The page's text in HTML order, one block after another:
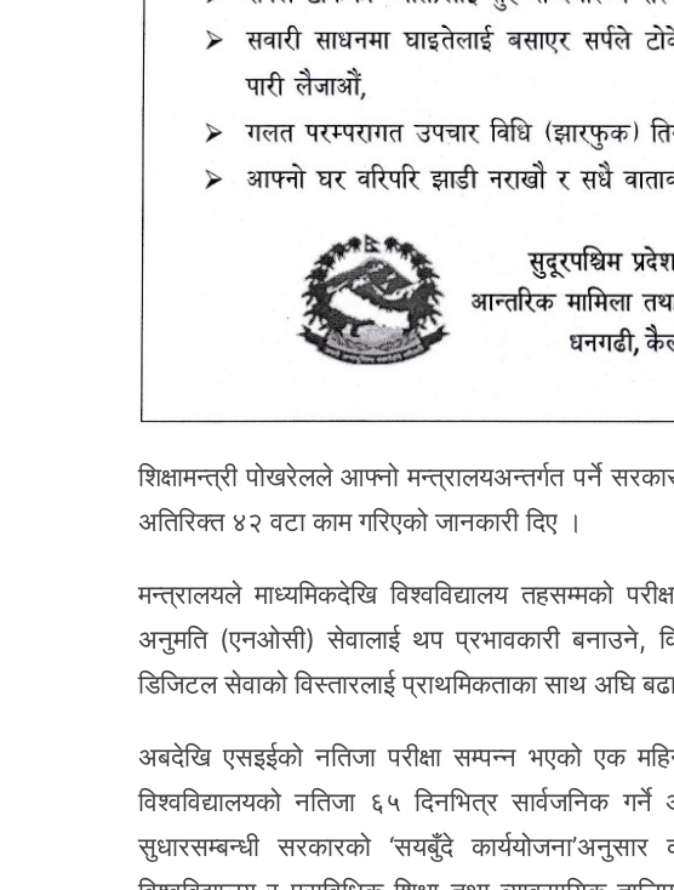
शिक्षामन्त्री पोखरेलले आफ्नो मन्त्रालयअन्तर्गत पर्ने
अतिरिक्त ४२ वटा काम गरिएको जानकारी दिए ।
मन्त्रालयले माध्यमिकदेखि विश्वविद्यालय तहसम्मको
अनुमति (एनओसी) सेवालाई थप प्रभावकारी बनाउने,
डिजिटल सेवाको विस्तारलाई प्राथमिकताका साथ अघि
अबदेखि एसइईको नतिजा परीक्षा सम्पन्न भएको एक
विश्वविद्यालयको नतिजा ६५ दिनभित्र सार्वजनिक
सुधारसम्बन्धी सरकारको ‘सयबुँदे